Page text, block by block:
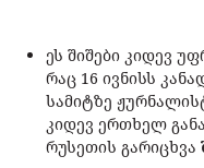
ეს შიშები კიდევ
რაც 16 ივნისს
სამიტზე
კიდევ ერთხელ
რუსეთის გარიცხვა